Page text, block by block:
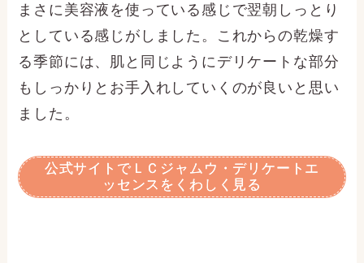
まさに美容液を使っている感じで翌朝しっとり
としている感じがしました。これからの乾燥す
る季節には、肌と同じようにデリケートな部分
もしっかりとお手入れしていくのが良いと思い
ました。
公式サイトでＬＣジャムウ・デリケートエ
ッセンスをくわしく見る